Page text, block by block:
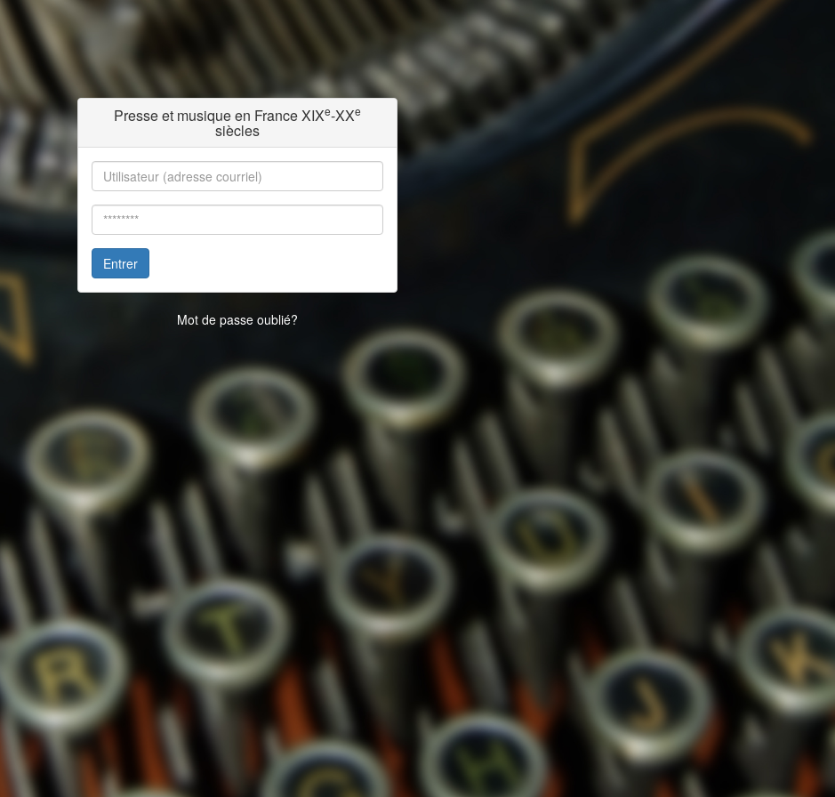
Presse et musique en France XIXe-XXe
siècles
Entrer
Mot de passe oublié?